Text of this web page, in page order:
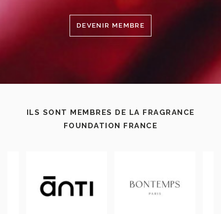
DEVENIR MEMBRE
ILS SONT MEMBRES DE LA FRAGRANCE
FOUNDATION FRANCE